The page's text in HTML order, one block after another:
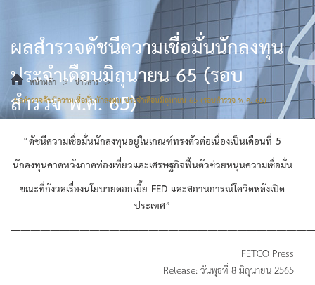
ผลสำรวจดัชนีความเชื่อมั่นนักลงทุน
ประจำเดือนมิถุนายน 65 (รอบ
สำรวจ พ.ค. 65)
หน้าหลัก > ข่าวสาร >
ผลสำรวจดัชนีความเชื่อมั่นนักลงทุน ประจำเดือนมิถุนายน 65 (รอบสำรวจ พ.ค. 65)
“ดัชนีความเชื่อมั่นนักลงทุนอยู่ในเกณฑ์ทรงตัวต่อเนื่องเป็นเดือนที่ 5
นักลงทุนคาดหวังภาคท่องเที่ยวและเศรษฐกิจฟื้นตัวช่วยหนุนความเชื่อมั่น
ขณะที่กังวลเรื่องนโยบายดอกเบี้ย FED และสถานการณ์โควิดหลังเปิด
ประเทศ”
FETCO Press
Release: วันพุธที่ 8 มิถุนายน 2565